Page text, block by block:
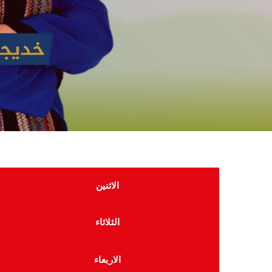
الاثنين
الثلاثاء
الاربعاء